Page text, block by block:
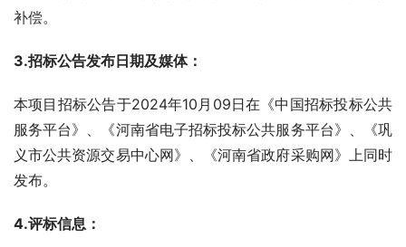
补偿。
3.招标公告发布日期及媒体：
本项目招标公告于2024年10月09日在《中国招标投标公共
服务平台》、《河南省电子招标投标公共服务平台》、《巩
义市公共资源交易中心网》、《河南省政府采购网》上同时
发布。
4.评标信息：